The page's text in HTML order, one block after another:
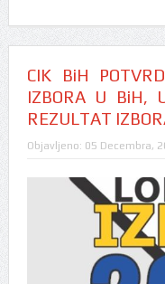
CIK BiH
IZBORA U BiH,
REZULTAT
Objavljeno: 05 Decembra,